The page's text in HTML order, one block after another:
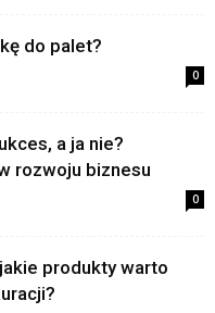
do palet?
0
a ja nie?
rozwoju biznesu
0
produkty warto